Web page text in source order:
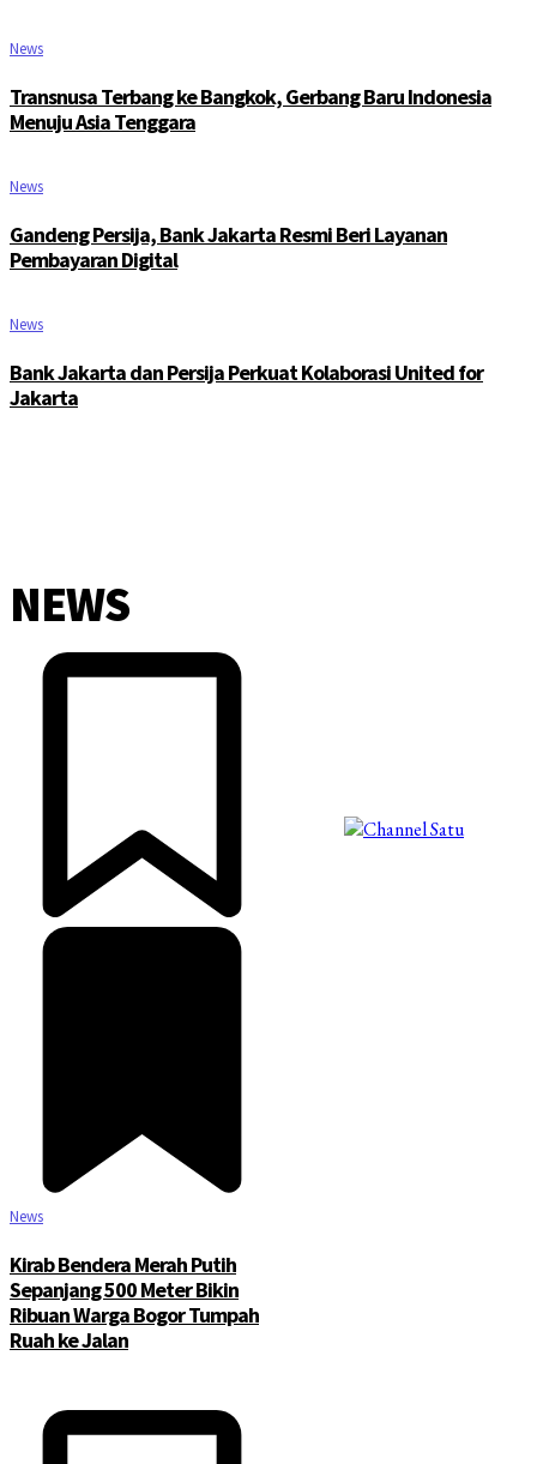
News
Transnusa Terbang ke Bangkok, Gerbang Baru Indonesia
Menuju Asia Tenggara
News
Gandeng Persija, Bank Jakarta Resmi Beri Layanan
Pembayaran Digital
News
Bank Jakarta dan Persija Perkuat Kolaborasi United for
Jakarta
NEWS
News
Kirab Bendera Merah Putih
Sepanjang 500 Meter Bikin
Ribuan Warga Bogor Tumpah
Ruah ke Jalan